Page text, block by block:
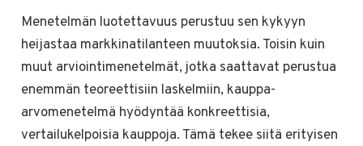
Menetelmän luotettavuus perustuu sen kykyyn
heijastaa markkinatilanteen muutoksia. Toisin kuin
muut arviointimenetelmät, jotka saattavat perustua
enemmän teoreettisiin laskelmiin, kauppa-
arvomenetelmä hyödyntää konkreettisia,
vertailukelpoisia kauppoja. Tämä tekee siitä erityisen